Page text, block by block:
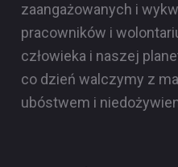
zaangażowanych i
pracowników i
człowieka i naszej
co dzień walczymy z
ubóstwem i